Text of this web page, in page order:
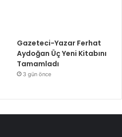
Gazeteci-Yazar Ferhat
Aydoğan Üç Yeni Kitabını
Tamamladı
3 gün önce